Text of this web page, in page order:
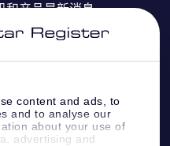
content and ads, to
and to analyse our
about your use of
advertising and
和产品最新消息